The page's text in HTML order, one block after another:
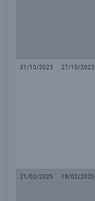
31/10/2023
27/10/2023
21/02/2025
18/02/2025